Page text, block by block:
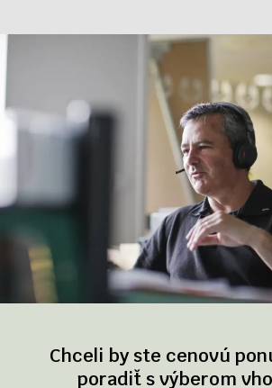
Chceli by ste cenovú
poradiť s výberom